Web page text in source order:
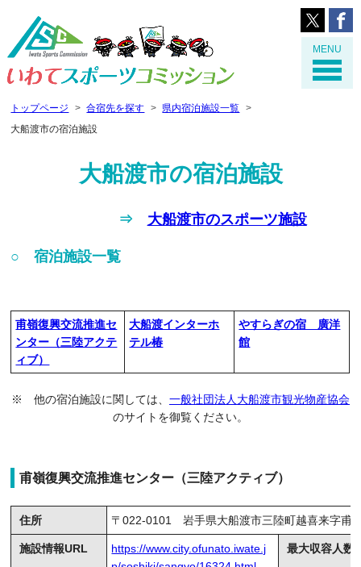
MENU
トップページ 合宿先を探す
県内宿泊施設一覧
大船渡市の宿泊施設
大船渡市の宿泊施設
⇒ 大船渡市のスポーツ施設
○ 宿泊施設一覧
甫嶺復興交流推進セ
ンター（三陸アクテ
ィブ）
大船渡インターホ
テル椿
やすらぎの宿 廣洋
館
※ 他の宿泊施設に関しては、 一般社団法人大船渡市観光物産協会
のサイトを御覧ください。
甫嶺復興交流推進センター（三陸アクティブ）
住所 〒022-0101 岩手県大船渡市三陸町越喜来字甫
施設情報URL
https://www.city.ofunato.iwate.j
最大収容人数